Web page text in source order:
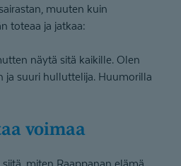
muuten kuin
toteaa ja jatkaa:
näytä sitä kaikille. Olen
ja suuri hulluttelija. Huumorilla
voimaa